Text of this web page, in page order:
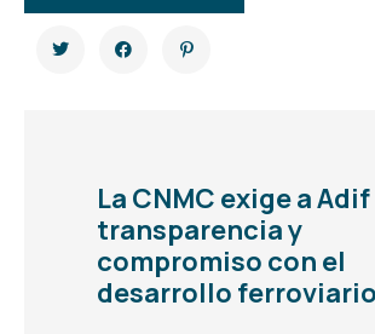
La CNMC exige a
transparencia y
compromiso con el
desarrollo ferroviario